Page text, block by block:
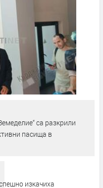
са разкрили
пасища в